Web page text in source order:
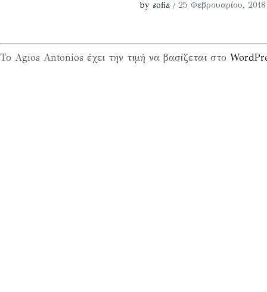
by sofia / 25 Φεβρουαρίου, 2018
Το Agios Antonios έχει την τιμή να βασίζεται στο